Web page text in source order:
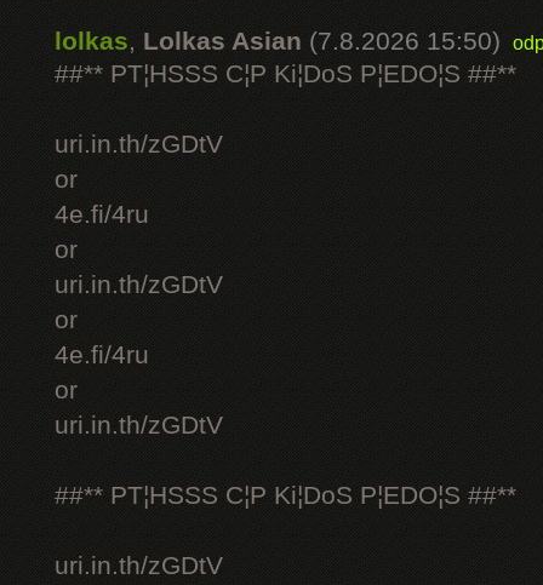
lolkas, Lolkas Asian (7.8.2026 15:50)
##** PT¦HSSS C¦P Ki¦DoS P¦EDO¦S ##**
uri.in.th/zGDtV
or
4e.fi/4ru
or
uri.in.th/zGDtV
or
4e.fi/4ru
or
uri.in.th/zGDtV
##** PT¦HSSS C¦P Ki¦DoS P¦EDO¦S ##**
uri.in.th/zGDtV